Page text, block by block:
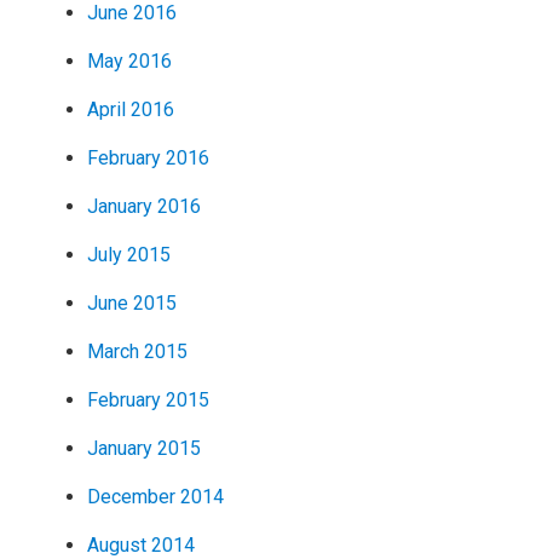
June 2016
May 2016
April 2016
February 2016
January 2016
July 2015
June 2015
March 2015
February 2015
January 2015
December 2014
August 2014